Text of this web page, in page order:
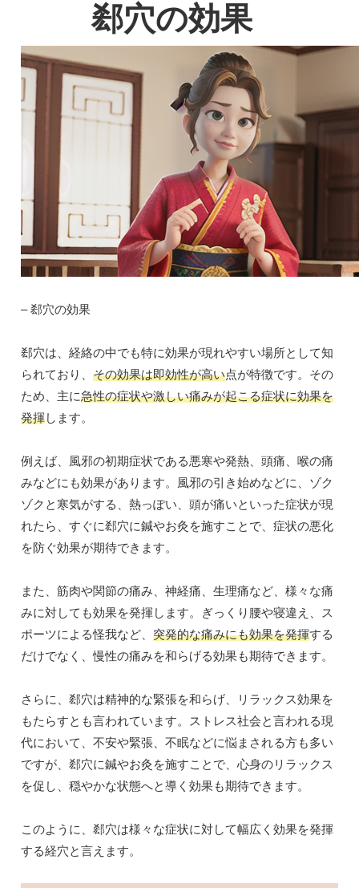
郄穴の効果
– 郄穴の効果
郄穴は、経絡の中でも特に効果が現れやすい場所として知
られており、 その効果は即効性が高い点が特徴です。その
ため、主に急性の症状や激しい痛みが起こる症状に効果を
発揮します。
例えば、風邪の初期症状である悪寒や発熱、頭痛、喉の痛
みなどにも効果があります。風邪の引き始めなどに、ゾク
ゾクと寒気がする、熱っぽい、頭が痛いといった症状が現
れたら、すぐに郄穴に鍼やお灸を施すことで、症状の悪化
を防ぐ効果が期待できます。
また、筋肉や関節の痛み、神経痛、生理痛など、様々な痛
みに対しても効果を発揮します。ぎっくり腰や寝違え、ス
ポーツによる怪我など、 突発的な痛みにも効果を発揮する
だけでなく、慢性の痛みを和らげる効果も期待できます。
さらに、郄穴は精神的な緊張を和らげ、リラックス効果を
もたらすとも言われています。ストレス社会と言われる現
代において、不安や緊張、不眠などに悩まされる方も多い
ですが、郄穴に鍼やお灸を施すことで、心身のリラックス
を促し、穏やかな状態へと導く効果も期待できます。
このように、郄穴は様々な症状に対して幅広く効果を発揮
する経穴と言えます。